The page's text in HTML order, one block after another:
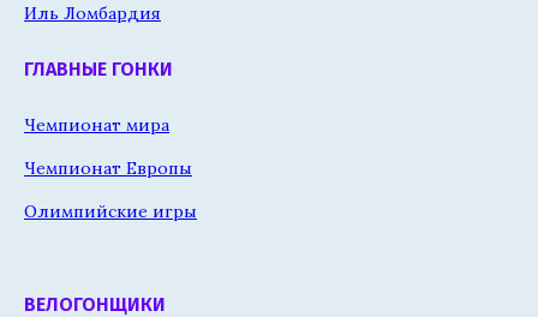
Иль Ломбардия
ГЛАВНЫЕ ГОНКИ
Чемпионат мира
Чемпионат Европы
Олимпийские игры
ВЕЛОГОНЩИКИ